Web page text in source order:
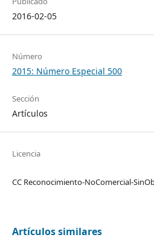
2016-02-05
Número
2015: Número Especial 500
Sección
Artículos
Licencia
CC Reconocimiento-NoComercial-
Artículos similares